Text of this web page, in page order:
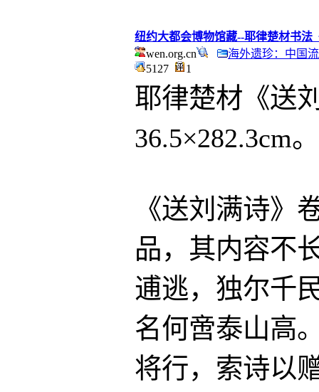
纽约大都会博物馆藏--耶律楚材书法
wen.org.cn
海外遗珍：中国
5127
1
耶律楚材《送
36.5×282.3cm。
《送刘满诗》
品，其内容不
逋逃，独尔千
名何啻泰山高
将行，索诗以